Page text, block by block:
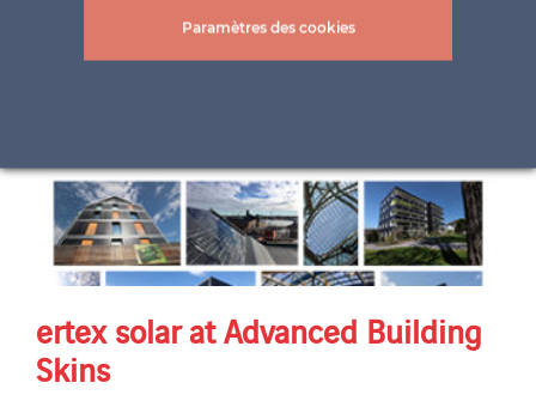
ertex solar at Advanced Building
Skins
Paramètres des cookies